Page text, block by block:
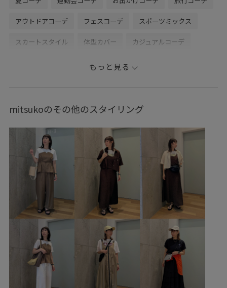
アウトドアコーデ フェスコーデ スポーツミックス
スカートスタイル 体型カバー カジュアルコーデ
ROPÉ PICNIC
スカート
GDM16320 26RPUVCARE 26SSRPgoods
26SSRPボトム 2WAYで使える Exclusive_GW
NEWERA別注
RP26SS_goods RP26SS着映えトップス RP体型カバー
Wtops_pickup こなれ感
さらっとした肌触り さらりとした ウォーム感
オフィス オフィスカジュアル オーバーサイズ
もっと見る
mitsukoのその他のスタイリング